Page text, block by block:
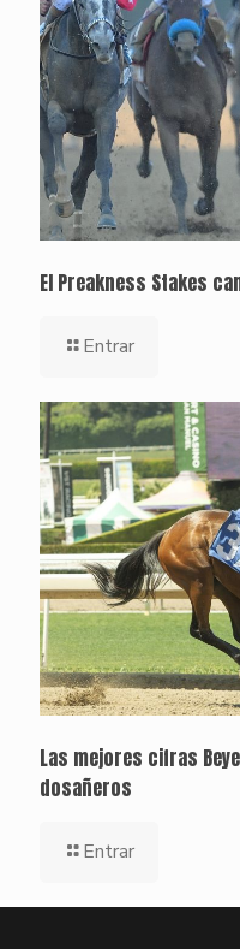
El Preakness Stakes
Entrar
Las mejores cifras
dosañeros
Entrar